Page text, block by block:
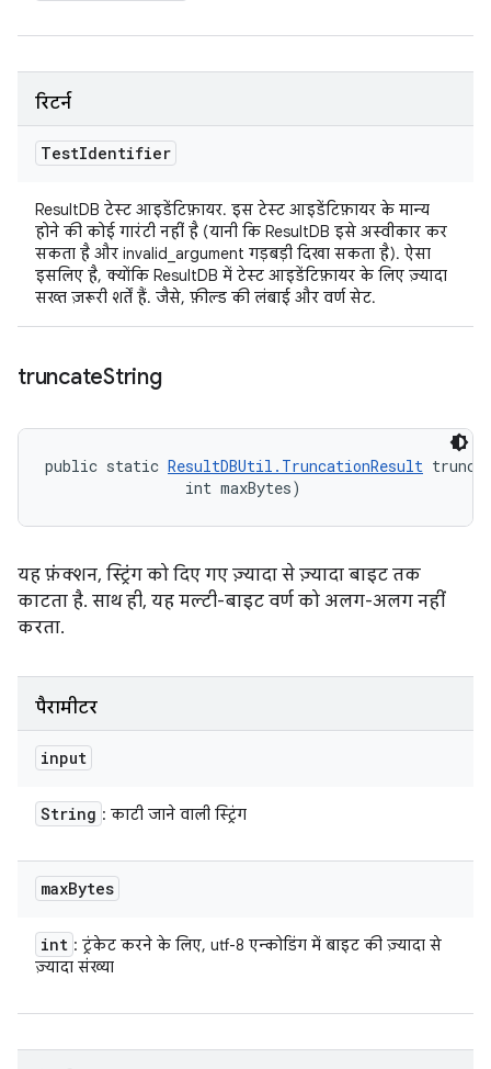
रिटर्न
TestIdentifier
ResultDB टेस्ट आइडेंटिफ़ायर. इस टेस्ट आइडेंटिफ़ायर के मान्य
होने की कोई गारंटी नहीं है (यानी कि ResultDB इसे अस्वीकार कर
सकता है और invalid_argument गड़बड़ी दिखा सकता है). ऐसा
इसलिए है, क्योंकि ResultDB में टेस्ट आइडेंटिफ़ायर के लिए ज़्यादा
सख्त ज़रूरी शर्तें हैं. जैसे, फ़ील्ड की लंबाई और वर्ण सेट.
truncateString
public static ResultDBUtil.TruncationResult
                int maxBytes)
यह फ़ंक्शन, स्ट्रिंग को दिए गए ज़्यादा से ज़्यादा बाइट तक
काटता है. साथ ही, यह मल्टी-बाइट वर्ण को अलग-अलग नहीं
करता.
पैरामीटर
input
String : काटी जाने वाली स्ट्रिंग
maxBytes
int : ट्रंकेट करने के लिए, utf-8 एन्कोडिंग में बाइट की ज़्यादा से
ज़्यादा संख्या